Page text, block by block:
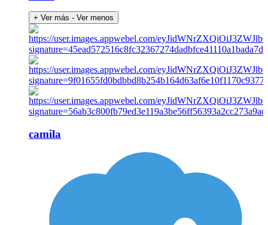
+ Ver más - Ver menos
camila